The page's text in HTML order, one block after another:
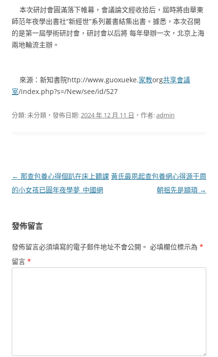
本次研討會圓滿落下帷幕，會議論文經收拾后，屆時將由華東
師范年夜學出書社“新經世”系列叢書結集出書。據悉，本次召開
的是第一屆學術研討會，研討會以后將 每年舉辦一次，北京上海
兩地輪流主辦。
來源：新知書院http://www.guoxueke.家教org共享會議
室/index.php?s=/New/see/id/527
分類: 未分類，發佈日期:2024 年 12 月 11 日 ，作者:admin
文
章
← 那查包養心得個趴在床上聽課
的小女孩已圓年夜學夢_中國網
黃氏最夙起查包養網心得源于周
朝祖先是顓頊 →
發佈留言
發佈留言必須填寫的電子郵件地址不會公開。 必填欄位標示為 *
留言 *